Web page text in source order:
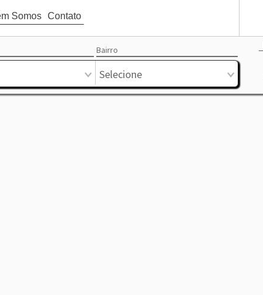
Somos Contato
Mapa
Bairro
Selecione